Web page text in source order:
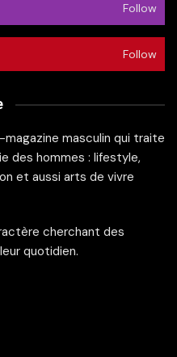
Follow
Follow
masculin qui traite
des hommes : lifestyle,
et aussi arts de vivre
cherchant des
quotidien.